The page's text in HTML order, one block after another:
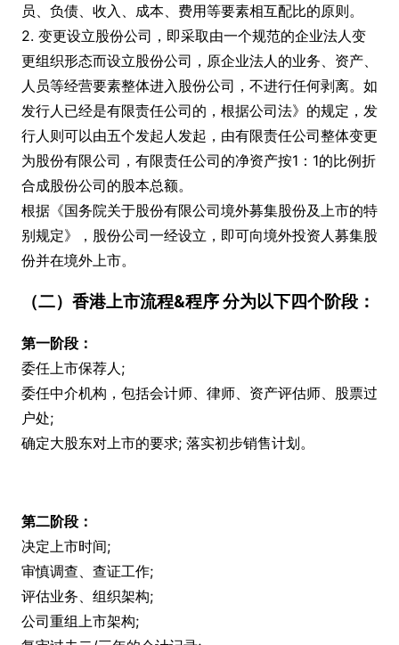
员、负债、收入、成本、费用等要素相互配比的原则。
2. 变更设立股份公司，即采取由一个规范的企业法人变
更组织形态而设立股份公司，原企业法人的业务、资产、
人员等经营要素整体进入股份公司，不进行任何剥离。如
发行人已经是有限责任公司的，根据公司法》的规定，发
行人则可以由五个发起人发起，由有限责任公司整体变更
为股份有限公司，有限责任公司的净资产按1：1的比例折
合成股份公司的股本总额。
根据《国务院关于股份有限公司境外募集股份及上市的特
别规定》，股份公司一经设立，即可向境外投资人募集股
份并在境外上市。
（二）香港上市流程&程序 分为以下四个阶段：
第一阶段：
委任上市保荐人;
委任中介机构，包括会计师、律师、资产评估师、股票过
户处;
确定大股东对上市的要求; 落实初步销售计划。
第二阶段：
决定上市时间;
审慎调查、查证工作;
评估业务、组织架构;
公司重组上市架构;